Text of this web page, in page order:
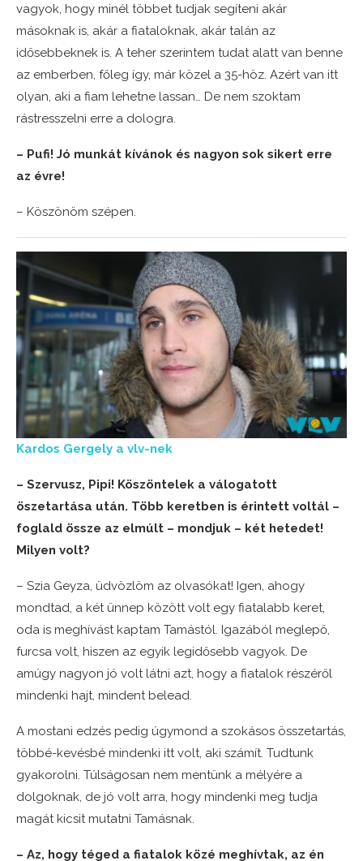
vagyok, hogy minél többet tudjak segíteni akár
másoknak is, akár a fiataloknak, akár talán az
idősebbeknek is. A teher szerintem tudat alatt van benne
az emberben, főleg így, már közel a 35-höz. Azért van itt
olyan, aki a fiam lehetne lassan… De nem szoktam
rástresszelni erre a dologra.
– Pufi! Jó munkát kívánok és nagyon sok sikert erre
az évre!
– Köszönöm szépen.
Kardos Gergely a vlv-nek
– Szervusz, Pipi! Köszöntelek a válogatott
öszetartása után. Több keretben is érintett voltál –
foglald össze az elmúlt – mondjuk – két hetedet!
Milyen volt?
– Szia Geyza, üdvözlöm az olvasókat! Igen, ahogy
mondtad, a két ünnep között volt egy fiatalabb keret,
oda is meghívást kaptam Tamástól. Igazából meglepő,
furcsa volt, hiszen az egyik legidősebb vagyok. De
amúgy nagyon jó volt látni azt, hogy a fiatalok részéről
mindenki hajt, mindent belead.
A mostani edzés pedig úgymond a szokásos összetartás,
többé-kevésbé mindenki itt volt, aki számít. Tudtunk
gyakorolni. Túlságosan nem mentünk a mélyére a
dolgoknak, de jó volt arra, hogy mindenki meg tudja
magát kicsit mutatni Tamásnak.
– Az, hogy téged a fiatalok közé meghívtak, az én